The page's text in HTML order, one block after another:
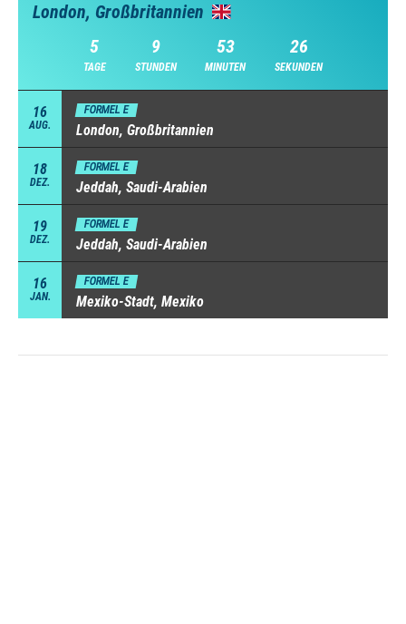
London, Großbritannien
5
TAGE
9
STUNDEN
53
MINUTEN
25
SEKUNDEN
16
AUG.
FORMEL E
London, Großbritannien
18
DEZ.
FORMEL E
Jeddah, Saudi-Arabien
19
DEZ.
FORMEL E
Jeddah, Saudi-Arabien
16
JAN.
FORMEL E
Mexiko-Stadt, Mexiko